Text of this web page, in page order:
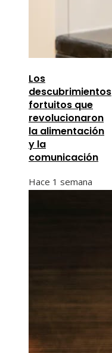
Los
descubrimientos
fortuitos que
revolucionaron
la alimentación
y la
comunicación
Hace 1 semana